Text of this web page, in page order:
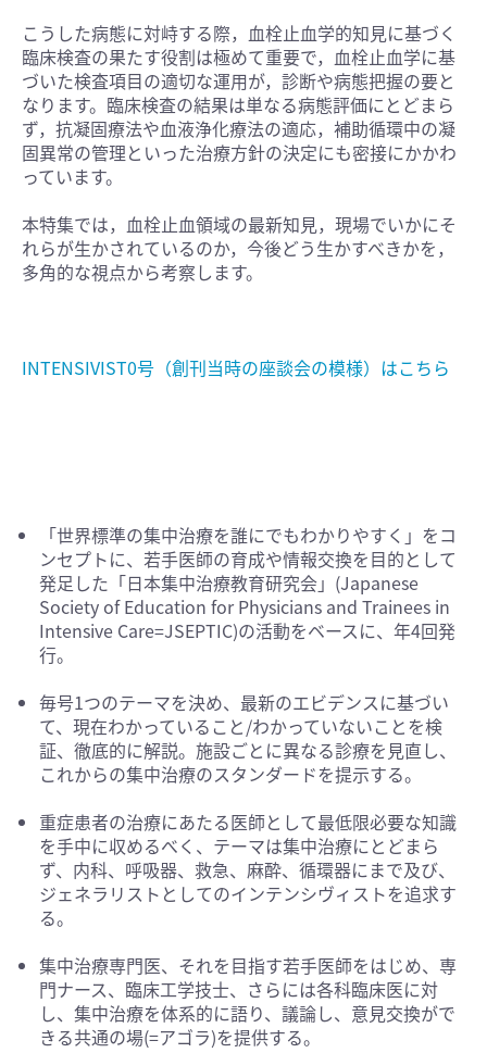
こうした病態に対峙する際，血栓止血学的知見に基づく
臨床検査の果たす役割は極めて重要で，血栓止血学に基
づいた検査項目の適切な運用が，診断や病態把握の要と
なります。臨床検査の結果は単なる病態評価にとどまら
ず，抗凝固療法や血液浄化療法の適応，補助循環中の凝
固異常の管理といった治療方針の決定にも密接にかかわ
っています。
本特集では，血栓止血領域の最新知見，現場でいかにそ
れらが生かされているのか，今後どう生かすべきかを，
多角的な視点から考察します。
INTENSIVIST0号（創刊当時の座談会の模様）はこちら
「世界標準の集中治療を誰にでもわかりやすく」をコ
ンセプトに、若手医師の育成や情報交換を目的として
発足した「日本集中治療教育研究会」(Japanese
Society of Education for Physicians and Trainees in
Intensive Care=JSEPTIC)の活動をベースに、年4回発
行。
毎号1つのテーマを決め、最新のエビデンスに基づい
て、現在わかっていること/わかっていないことを検
証、徹底的に解説。施設ごとに異なる診療を見直し、
これからの集中治療のスタンダードを提示する。
重症患者の治療にあたる医師として最低限必要な知識
を手中に収めるべく、テーマは集中治療にとどまら
ず、内科、呼吸器、救急、麻酔、循環器にまで及び、
ジェネラリストとしてのインテンシヴィストを追求す
る。
集中治療専門医、それを目指す若手医師をはじめ、専
門ナース、臨床工学技士、さらには各科臨床医に対
し、集中治療を体系的に語り、議論し、意見交換がで
きる共通の場(=アゴラ)を提供する。